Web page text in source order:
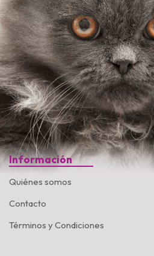
Información
Quiénes somos
Contacto
Términos y Condiciones